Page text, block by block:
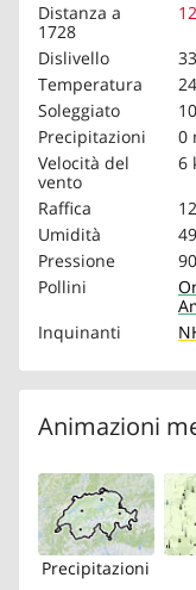
Distanza a
1728
Dislivello
Temperatura
Soleggiato
Precipitazioni
0
Velocità del
vento
6
Raffica
Umidità
Pressione
Pollini
Inquinanti
Animazioni
Precipitazioni